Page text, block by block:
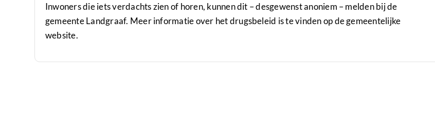
Inwoners die iets verdachts zien of horen, kunnen dit – desgewenst anoniem – melden bij de
gemeente Landgraaf. Meer informatie over het drugsbeleid is te vinden op de gemeentelijke
website.